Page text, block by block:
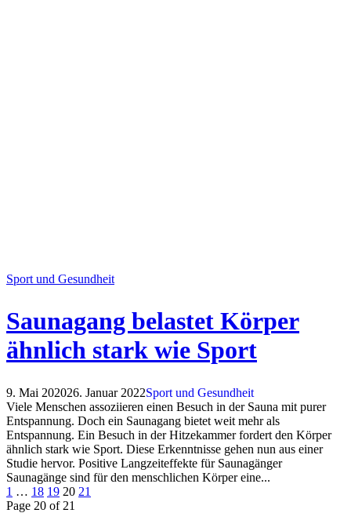
Sport und Gesundheit
Saunagang belastet Körper
ähnlich stark wie Sport
9. Mai 202026. Januar 2022Sport und Gesundheit
Viele Menschen assoziieren einen Besuch in der Sauna mit purer
Entspannung. Doch ein Saunagang bietet weit mehr als
Entspannung. Ein Besuch in der Hitzekammer fordert den Körper
ähnlich stark wie Sport. Diese Erkenntnisse gehen nun aus einer
Studie hervor. Positive Langzeiteffekte für Saunagänger
Saunagänge sind für den menschlichen Körper eine...
1 … 18 19 20 21
Page 20 of 21